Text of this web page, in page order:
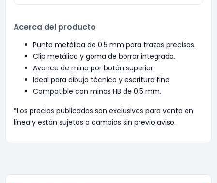
Acerca del producto
Punta metálica de 0.5 mm para trazos precisos.
Clip metálico y goma de borrar integrada.
Avance de mina por botón superior.
Ideal para dibujo técnico y escritura fina.
Compatible con minas HB de 0.5 mm.
*Los precios publicados son exclusivos para venta en
línea y están sujetos a cambios sin previo aviso.